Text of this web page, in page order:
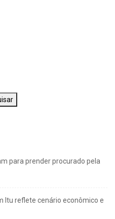
para prender procurado pela
Itu reflete cenário econômico e